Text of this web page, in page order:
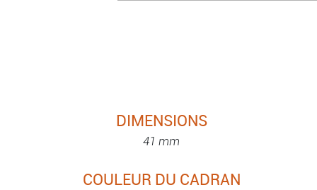
DIMENSIONS
41 mm
COULEUR DU CADRAN